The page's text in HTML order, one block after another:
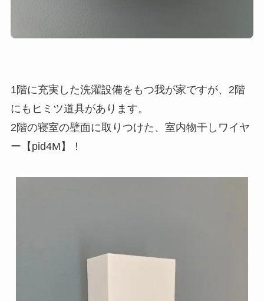
1階に充実した洗濯設備をもつ我が家ですが、2階
にもヒミツ道具があります。
2階の寝室の壁面に取りつけた、室内物干しワイヤ
ー【pid4M】！